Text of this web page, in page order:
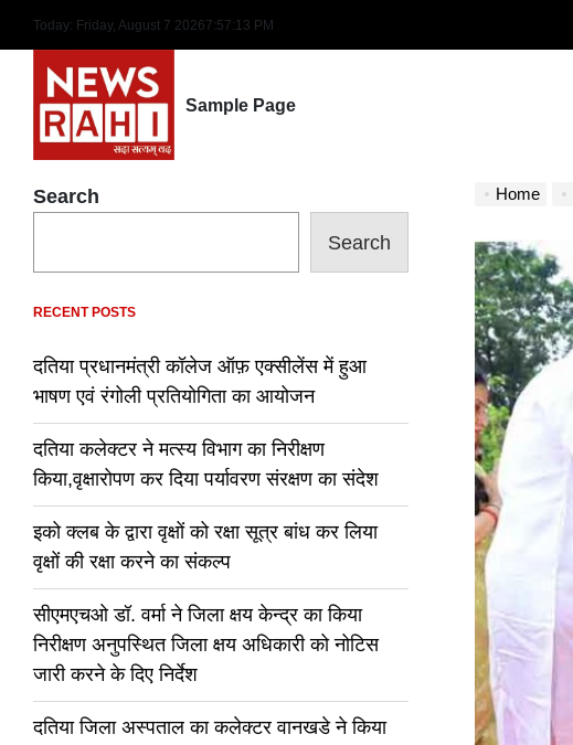
content
Today: Friday, August 7 20267:57:14 PM
Sample Page
Home
Search
Search
RECENT POSTS
दतिया प्रधानमंत्री कॉलेज ऑफ़ एक्सीलेंस में हुआ
भाषण एवं रंगोली प्रतियोगिता का आयोजन
दतिया कलेक्टर ने मत्स्य विभाग का निरीक्षण
किया,वृक्षारोपण कर दिया पर्यावरण संरक्षण का संदेश
इको क्लब के द्वारा वृक्षों को रक्षा सूत्र बांध कर लिया
वृक्षों की रक्षा करने का संकल्प
सीएमएचओ डॉ. वर्मा ने जिला क्षय केन्द्र का किया
निरीक्षण अनुपस्थित जिला क्षय अधिकारी को नोटिस
जारी करने के दिए निर्देश
दतिया जिला अस्पताल का कलेक्टर वानखडे ने किया